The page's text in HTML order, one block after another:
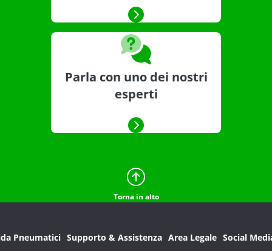
Parla con uno dei nostri
esperti
Torna in alto
Pneumatici Supporto & Assistenza Area Legale Social